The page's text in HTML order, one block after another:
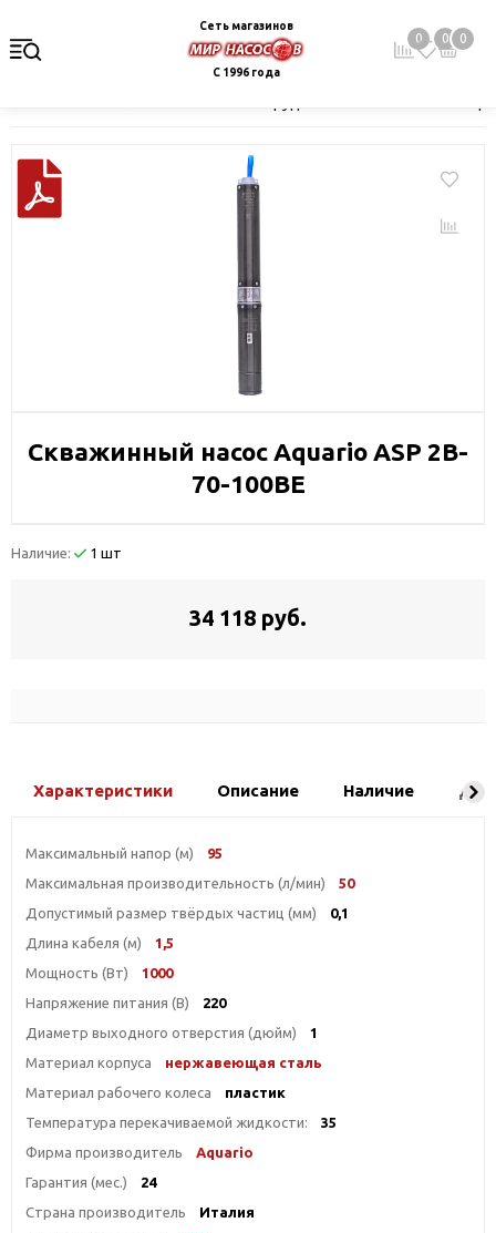
Сеть магазинов
С 1996 года
0 0 0
Скважинный насос Aquario ASP 2B-
70-100BE
Наличие: 1 шт
34 118 руб.
Характеристики Описание Наличие
Максимальный напор (м)
95
Максимальная производительность (л/мин)
50
Допустимый размер твёрдых частиц (мм)
0,1
Длина кабеля (м)
1,5
Мощность (Вт)
1000
Напряжение питания (В)
220
Диаметр выходного отверстия (дюйм)
1
Материал корпуса
нержавеющая сталь
Материал рабочего колеса
пластик
Температура перекачиваемой жидкости:
35
Фирма производитель
Aquario
Гарантия (мес.)
24
Страна производитель
Италия